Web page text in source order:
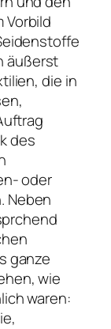
Vorbild
äußerst
die in
des
oder
Neben
ganze
wie
waren: